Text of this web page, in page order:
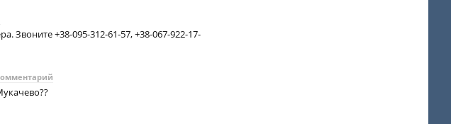
Звоните +38-095-312-61-57, +38-067-922-17-